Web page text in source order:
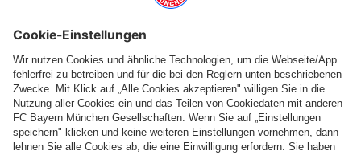
Folge uns
Zahlung & Lieferung